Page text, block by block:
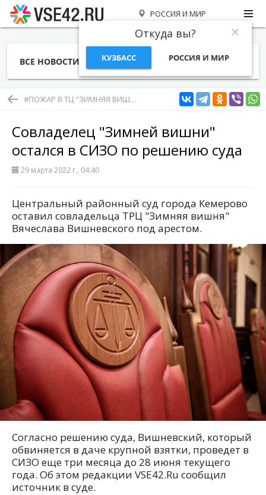
РОССИЯ И МИР
Откуда вы?
КУЗБАСС РОССИЯ И МИР
ВСЕ НОВОСТИ СТАТЬИ ТЕМЫ ФОТО
#ПОЖАР В ТЦ "ЗИМНЯЯ ВИШНЯ" В КЕМЕРОВЕ
Совладелец "Зимней вишни"
остался в СИЗО по решению суда
29 марта 2022 г., 04:40
Центральный районный суд города Кемерово
оставил совладельца ТРЦ "Зимняя вишня"
Вячеслава Вишневского под арестом.
Согласно решению суда, Вишневский, который
обвиняется в даче крупной взятки, проведет в
СИЗО еще три месяца до 28 июня текущего
года. Об этом редакции VSE42.Ru сообщил
источник в суде.